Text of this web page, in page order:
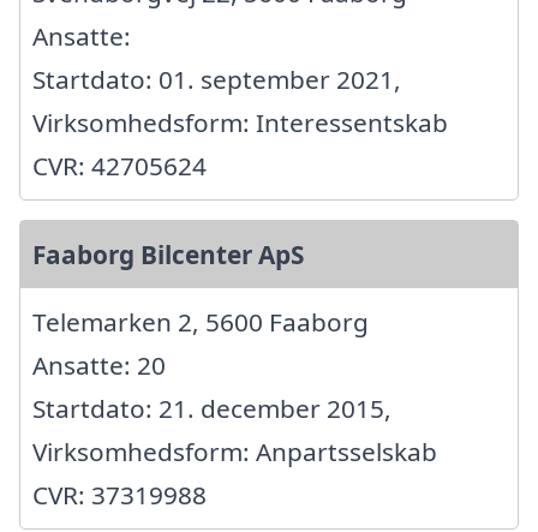
Ansatte:
Startdato: 01. september 2021,
Virksomhedsform: Interessentskab
CVR: 42705624
Faaborg Bilcenter ApS
Telemarken 2, 5600 Faaborg
Ansatte: 20
Startdato: 21. december 2015,
Virksomhedsform: Anpartsselskab
CVR: 37319988